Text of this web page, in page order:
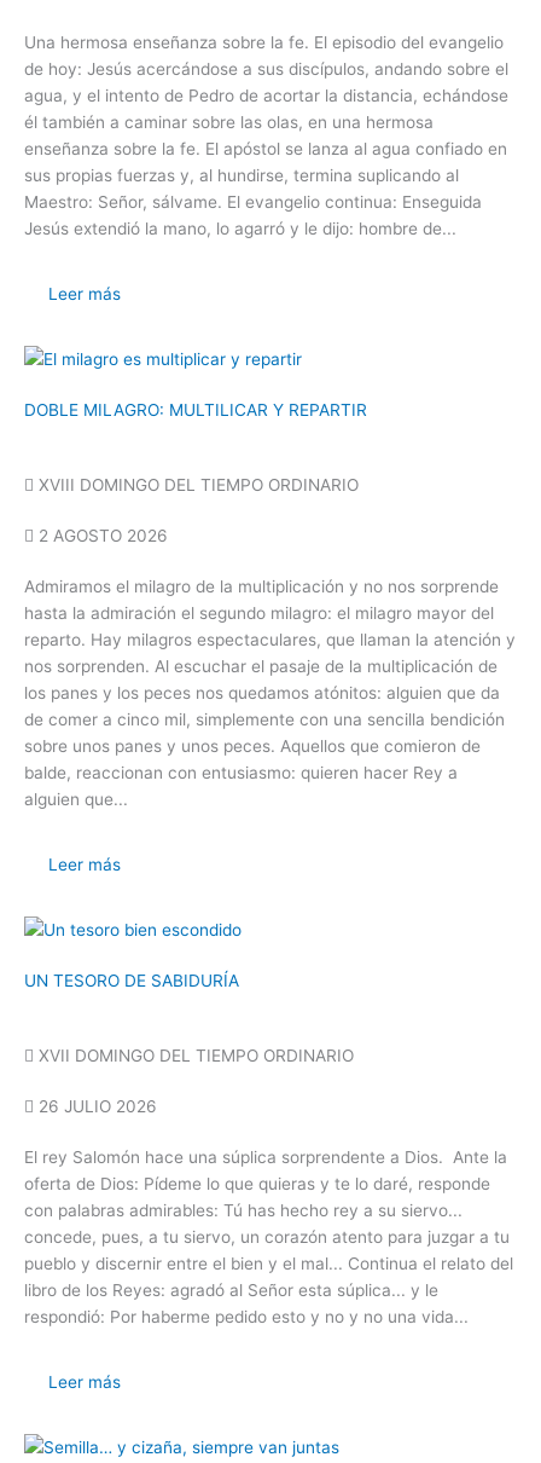
Una hermosa enseñanza sobre la fe. El episodio del evangelio
de hoy: Jesús acercándose a sus discípulos, andando sobre el
agua, y el intento de Pedro de acortar la distancia, echándose
él también a caminar sobre las olas, en una hermosa
enseñanza sobre la fe. El apóstol se lanza al agua confiado en
sus propias fuerzas y, al hundirse, termina suplicando al
Maestro: Señor, sálvame. El evangelio continua: Enseguida
Jesús extendió la mano, lo agarró y le dijo: hombre de...
Leer más
DOBLE MILAGRO: MULTILICAR Y REPARTIR
XVIII DOMINGO DEL TIEMPO ORDINARIO
2 AGOSTO 2026
Admiramos el milagro de la multiplicación y no nos sorprende
hasta la admiración el segundo milagro: el milagro mayor del
reparto. Hay milagros espectaculares, que llaman la atención y
nos sorprenden. Al escuchar el pasaje de la multiplicación de
los panes y los peces nos quedamos atónitos: alguien que da
de comer a cinco mil, simplemente con una sencilla bendición
sobre unos panes y unos peces. Aquellos que comieron de
balde, reaccionan con entusiasmo: quieren hacer Rey a
alguien que...
Leer más
UN TESORO DE SABIDURÍA
XVII DOMINGO DEL TIEMPO ORDINARIO
26 JULIO 2026
El rey Salomón hace una súplica sorprendente a Dios. Ante la
oferta de Dios: Pídeme lo que quieras y te lo daré, responde
con palabras admirables: Tú has hecho rey a su siervo...
concede, pues, a tu siervo, un corazón atento para juzgar a tu
pueblo y discernir entre el bien y el mal... Continua el relato del
libro de los Reyes: agradó al Señor esta súplica... y le
respondió: Por haberme pedido esto y no y no una vida...
Leer más